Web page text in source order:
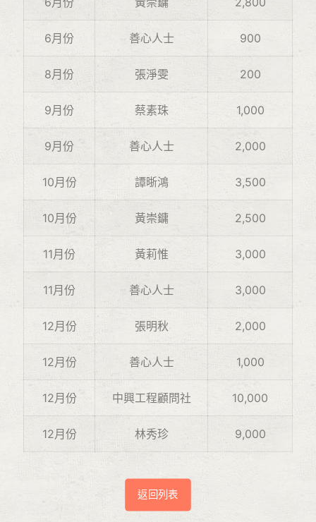
6月份 善心人士 900
8月份 張淨雯 200
9月份 蔡素珠 1,000
9月份 善心人士 2,000
10月份 譚晣鴻 3,500
10月份 黃崇鏞 2,500
11月份 黃莉惟 3,000
11月份 善心人士 3,000
12月份 張明秋 2,000
12月份 善心人士 1,000
12月份 中興工程顧問社 10,000
12月份 林秀珍 9,000
返回列表